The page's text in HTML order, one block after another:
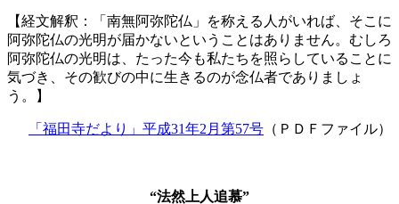
【経文解釈：「南無阿弥陀仏」を称える人がいれば、そこに
阿弥陀仏の光明が届かないということはありません。むしろ
阿弥陀仏の光明は、たった今も私たちを照らしていることに
気づき、その歓びの中に生きるのが念仏者でありましょ
う。】
「福田寺だより」平成31年2月第57号 （ＰＤＦファイル）
“法然上人追慕”